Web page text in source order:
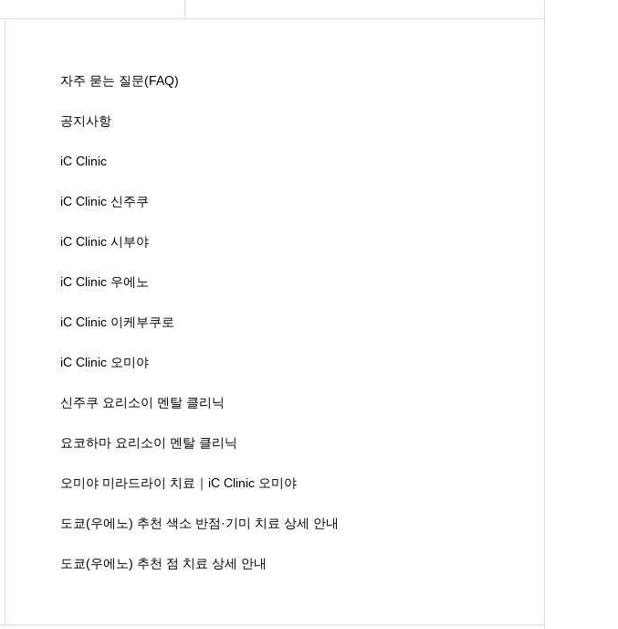
자주 묻는 질문(FAQ)
공지사항
iC Clinic
iC Clinic 신주쿠
iC Clinic 시부야
iC Clinic 우에노
iC Clinic 이케부쿠로
iC Clinic 오미야
신주쿠 요리소이 멘탈 클리닉
요코하마 요리소이 멘탈 클리닉
오미야 미라드라이 치료｜iC Clinic 오미야
도쿄(우에노) 추천 색소 반점·기미 치료 상세 안내
도쿄(우에노) 추천 점 치료 상세 안내